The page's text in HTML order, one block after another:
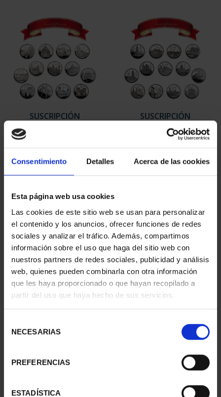
Consentimiento Detalles Acerca de las cookies
Esta página web usa cookies
Las cookies de este sitio web se usan para personalizar
el contenido y los anuncios, ofrecer funciones de redes
sociales y analizar el tráfico. Además, compartimos
información sobre el uso que haga del sitio web con
nuestros partners de redes sociales, publicidad y análisis
web, quienes pueden combinarla con otra información
que les haya proporcionado o que hayan recopilado a
partir del uso que haya hecho de sus servicios.
NECESARIAS
PREFERENCIAS
ESTADÍSTICA
SUSCRIPCIÓN
949,00 €
Sólo para usuarios
registrados
SUSCRIPCIÓN
CAPITALES DE
PROVINCIA 2
949,00 €
Sólo para usuarios
registrados
SUSCRIPCIÓN
CAPITALES DE
949,00 €
registrados
SUSCRIPCIÓN
CAPITALES DE
949,00 €
registrados